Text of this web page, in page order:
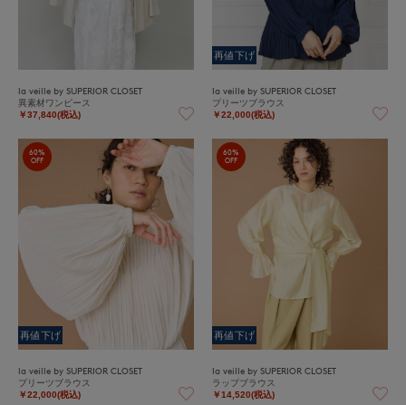
la veille by SUPERIOR CLOSET
異素材ワンピース
￥37,840(税込)
再値下げ
la veille by SUPERIOR CLOSET
プリーツブラウス
￥22,000(税込)
60%
OFF
再値下げ
la veille by SUPERIOR CLOSET
プリーツブラウス
￥22,000(税込)
60%
OFF
再値下げ
la veille by SUPERIOR CLOSET
ラップブラウス
￥14,520(税込)